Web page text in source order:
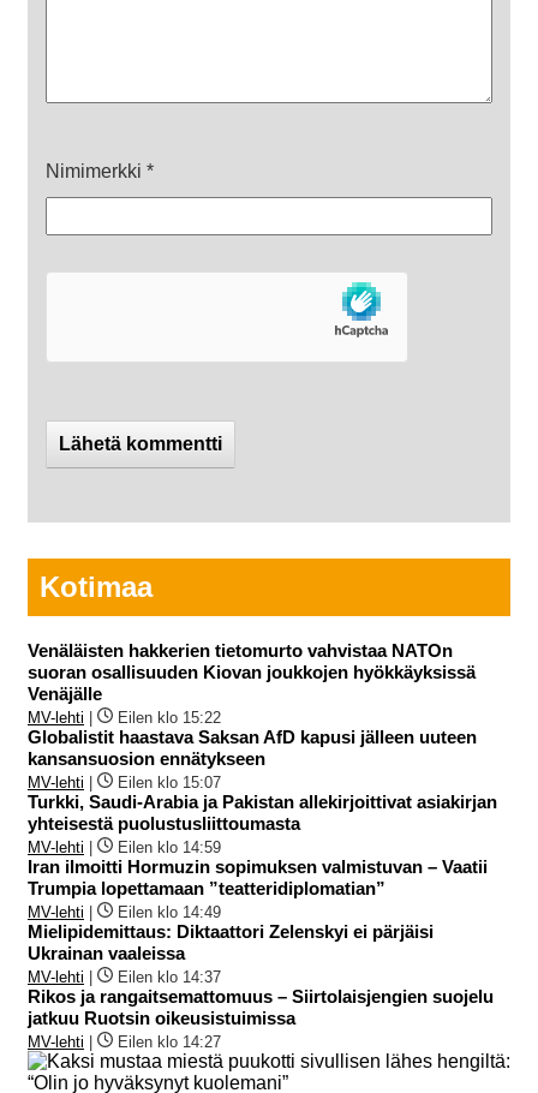
Nimimerkki *
Kotimaa
Venäläisten hakkerien tietomurto vahvistaa NATOn
suoran osallisuuden Kiovan joukkojen hyökkäyksissä
Venäjälle
MV-lehti Eilen klo 15:22
Globalistit haastava Saksan AfD kapusi jälleen uuteen
kansansuosion ennätykseen
MV-lehti Eilen klo 15:07
Turkki, Saudi-Arabia ja Pakistan allekirjoittivat asiakirjan
yhteisestä puolustusliittoumasta
MV-lehti Eilen klo 14:59
Iran ilmoitti Hormuzin sopimuksen valmistuvan – Vaatii
Trumpia lopettamaan ”teatteridiplomatian”
MV-lehti Eilen klo 14:49
Mielipidemittaus: Diktaattori Zelenskyi ei pärjäisi
Ukrainan vaaleissa
MV-lehti Eilen klo 14:37
Rikos ja rangaitsemattomuus – Siirtolaisjengien suojelu
jatkuu Ruotsin oikeusistuimissa
MV-lehti Eilen klo 14:27